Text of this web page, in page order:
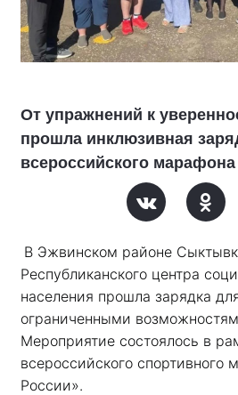
От упражнений к
прошла инклюзивная
всероссийского марафона
В Эжвинском районе
Республиканского центра
населения прошла зарядка
ограниченными
Мероприятие состоялось в
всероссийского спортивного
России».